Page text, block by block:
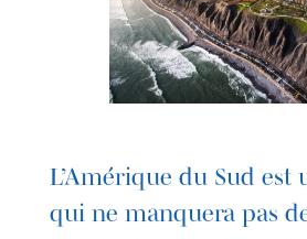
L’Amérique du Sud est
qui ne manquera pas